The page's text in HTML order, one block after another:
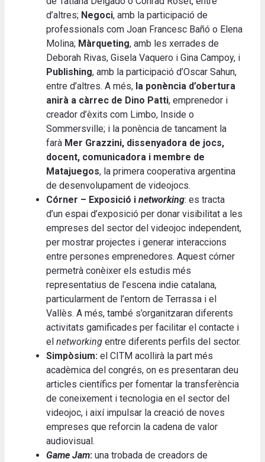
d’altres; Negoci, amb la participació de
professionals com Joan Francesc Bañó o Elena
Molina; Màrqueting, amb les xerrades de
Deborah Rivas, Gisela Vaquero i Gina Campoy, i
Publishing, amb la participació d’Oscar Sahun,
entre d’altres. A més, la ponència d’obertura
anirà a càrrec de Dino Patti, emprenedor i
creador d’èxits com Limbo, Inside o
Sommersville; i la ponència de tancament la
farà Mer Grazzini, dissenyadora de jocs,
docent, comunicadora i membre de
Matajuegos, la primera cooperativa argentina
de desenvolupament de videojocs.
Córner – Exposició i networking: es tracta
d’un espai d’exposició per donar visibilitat a les
empreses del sector del videojoc independent,
per mostrar projectes i generar interaccions
entre persones emprenedores. Aquest córner
permetrà conèixer els estudis més
representatius de l’escena indie catalana,
particularment de l’entorn de Terrassa i el
Vallès. A més, també s’organitzaran diferents
activitats gamificades per facilitar el contacte i
el networking entre diferents perfils del sector.
Simpòsium: el CITM acollirà la part més
acadèmica del congrés, on es presentaran deu
articles científics per fomentar la transferència
de coneixement i tecnologia en el sector del
videojoc, i així impulsar la creació de noves
empreses que reforcin la cadena de valor
audiovisual.
Game Jam: una trobada de creadors de